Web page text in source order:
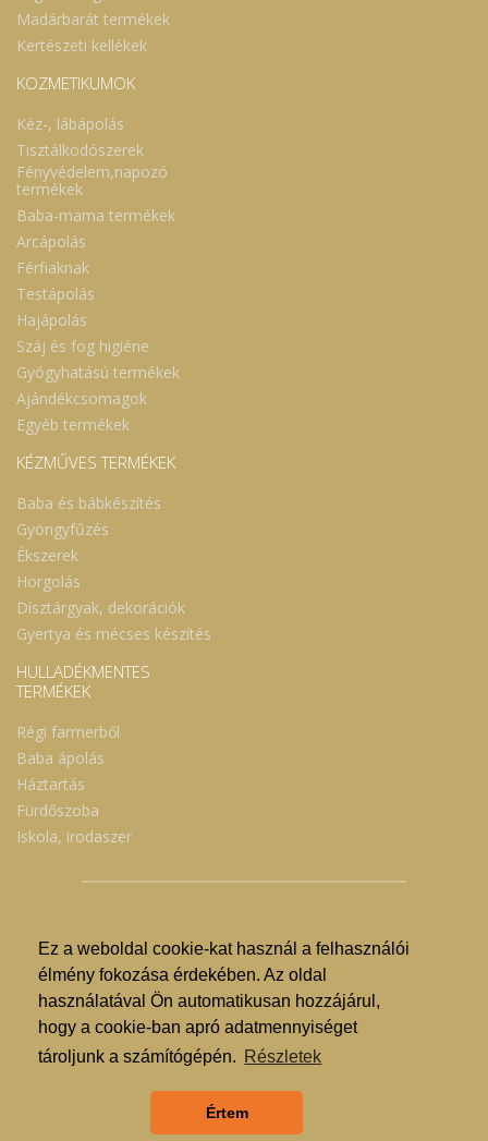
Ez a weboldal cookie-kat használ a felhasználói
élmény fokozása érdekében. Az oldal
használatával Ön automatikusan hozzájárul,
hogy a cookie-ban apró adatmennyiséget
tároljunk a számítógépén. Részletek
Értem
Madárbarát termékek
Kertészeti kellékek
KOZMETIKUMOK
Kéz-, lábápolás
Tisztálkodószerek
Fényvédelem,napozó
termékek
Baba-mama termékek
Arcápolás
Férfiaknak
Testápolás
Hajápolás
Száj és fog higiéne
Gyógyhatású termékek
Ajándékcsomagok
Egyéb termékek
KÉZMŰVES TERMÉKEK
Baba és bábkészítés
Gyöngyfűzés
Ékszerek
Horgolás
Dísztárgyak, dekorációk
Gyertya és mécses készítés
HULLADÉKMENTES
TERMÉKEK
Régi farmerből
Baba ápolás
Háztartás
Fürdőszoba
Iskola, irodaszer
© Nyíregyházi Kosár Közösség 2019.
Hogyan lehet vásárolni?
GDPR
ÁSZF